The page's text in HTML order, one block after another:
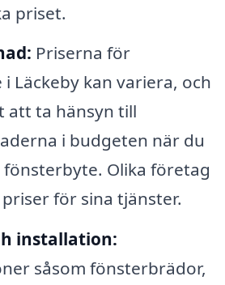
priset.
Priserna för
Läckeby kan variera, och
att ta hänsyn till
i budgeten när du
Olika företag
för sina tjänster.
installation:
såsom fönsterbrädor,